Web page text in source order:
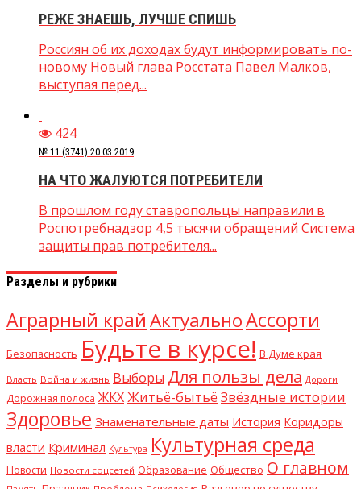
РЕЖЕ ЗНАЕШЬ, ЛУЧШЕ СПИШЬ
Россиян об их доходах будут информировать по-
новому Новый глава Росстата Павел Малков,
выступая перед...
424
№ 11 (3741) 20.03.2019
НА ЧТО ЖАЛУЮТСЯ ПОТРЕБИТЕЛИ
В прошлом году ставропольцы направили в
Роспотребнадзор 4,5 тысячи обращений Система
защиты прав потребителя...
Разделы и рубрики
Аграрный крайАктуальноАссорти
Безопасность Будьте в курсе! В Думе края
Власть Война и жизнь Выборы Для пользы дела Дороги
Дорожная полоса ЖКХЖитьё-бытьё Звёздные истории
Здоровье Знаменательные даты История Коридоры
власти Криминал Культура Культурная среда
Новости Новости соцсетей Образование Общество О главном